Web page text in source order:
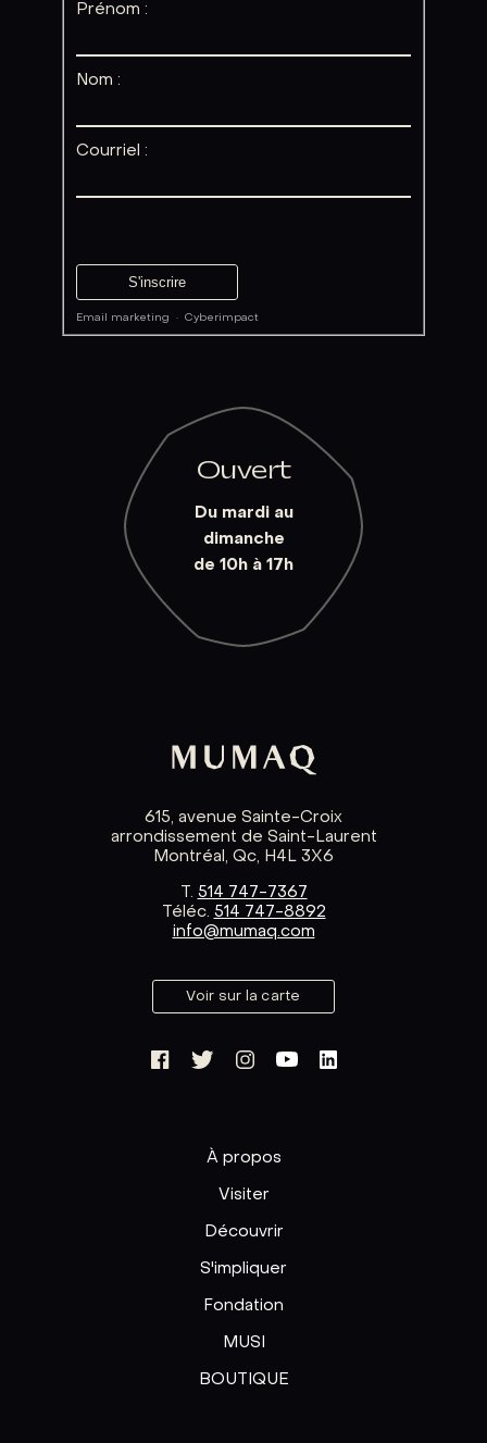
Prénom :
Nom :
Courriel :
Email marketing ·Cyberimpact
Ouvert
Du mardi au
dimanche
de 10h à 17h
615, avenue Sainte-Croix
arrondissement de Saint-Laurent
Montréal, Qc, H4L 3X6
T. 514 747-7367
Téléc. 514 747-8892
info@mumaq.com
Voir sur la carte
À propos
Visiter
Découvrir
S'impliquer
Fondation
MUSI
BOUTIQUE